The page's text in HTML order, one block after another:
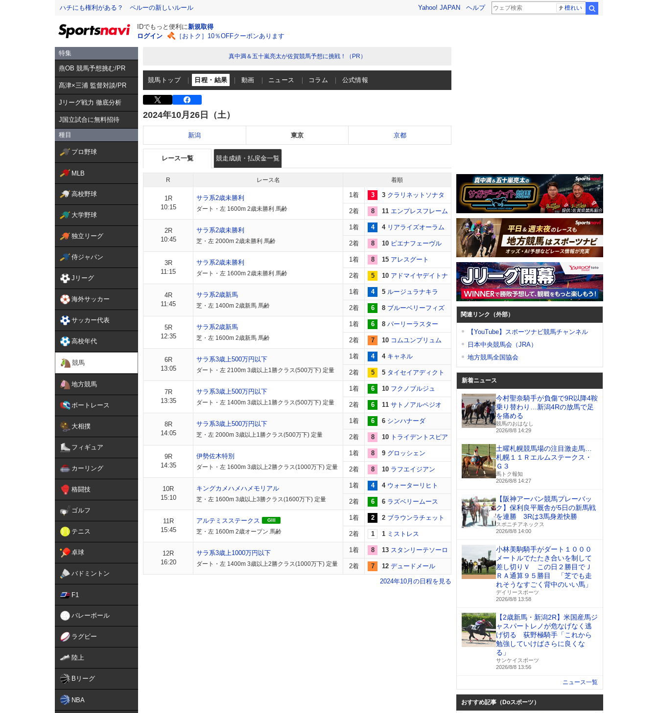
ハチにも権利がある？ ペルーの新しいルール Yahoo! JAPAN ヘルプ 檀れい
IDでもっと便利に新規取得
ログイン
［おトク］10％OFFクーポンあります
特集
燕OB 競馬予想挑む/PR
髙津×三浦 監督対談/PR
Jリーグ戦力 徹底分析
J国立試合に無料招待
種目
プロ野球
MLB
高校野球
大学野球
独立リーグ
侍ジャパン
Jリーグ
海外サッカー
サッカー代表
高校年代
競馬
地方競馬
ボートレース
大相撲
フィギュア
カーリング
格闘技
ゴルフ
テニス
卓球
バドミントン
F1
バレーボール
ラグビー
陸上
Bリーグ
NBA
真中満＆五十嵐亮太が佐賀競馬予想に挑戦！（PR）
競馬トップ 日程・結果 動画 ニュース コラム 公式情報
2024年10月26日（土）
新潟 東京 京都
レース一覧 競走成績・払戻金一覧
R レース名 着順
1R
10:15
サラ系2歳未勝利
ダート・左 1600m 2歳未勝利 馬齢
1着 3 3 クラリネットソナタ
2着 8 11 エンプレスフレーム
2R
10:45
サラ系2歳未勝利
芝・左 2000m 2歳未勝利 馬齢
1着 4 4 リアライズオーラム
2着 8 10 ピエナフェーヴル
3R
11:15
サラ系2歳未勝利
ダート・左 1600m 2歳未勝利 馬齢
1着 8 15 アレスグート
2着 5 10 アドマイヤデイトナ
4R
11:45
サラ系2歳新馬
芝・左 1400m 2歳新馬 馬齢
1着 4 5 ルージュラナキラ
2着 6 8 ブルーベリーフィズ
5R
12:35
サラ系2歳新馬
芝・左 1600m 2歳新馬 馬齢
1着 6 8 パーリーラスター
2着 7 10 コムユンプリュム
6R
13:05
サラ系3歳上500万円以下
ダート・左 2100m 3歳以上1勝クラス(500万下) 定量
1着 4 4 キャネル
2着 5 5 タイセイアディクト
7R
13:35
サラ系3歳上500万円以下
ダート・左 1400m 3歳以上1勝クラス(500万下) 定量
1着 6 10 フクノブルジュ
2着 6 11 サトノアルペジオ
8R
14:05
サラ系3歳上500万円以下
芝・左 2000m 3歳以上1勝クラス(500万下) 定量
1着 6 6 シンハナーダ
2着 8 10 トライデントスピア
9R
14:35
伊勢佐木特別
ダート・左 1600m 3歳以上2勝クラス(1000万下) 定量
1着 8 9 グロッシェン
2着 8 10 ラフエイジアン
10R
15:10
キングカメハメハメモリアル
芝・左 1600m 3歳以上3勝クラス(1600万下) 定量
1着 4 4 ウォーターリヒト
2着 6 6 ラズベリームース
11R
15:45
アルテミスステークス GIII
芝・左 1600m 2歳オープン 馬齢
1着 2 2 ブラウンラチェット
2着 1 1 ミストレス
12R
16:20
サラ系3歳上1000万円以下
ダート・左 1400m 3歳以上2勝クラス(1000万下) 定量
1着 8 13 スタンリーテソーロ
2着 7 12 デュードメール
2024年10月の日程を見る
関連リンク（外部）
【YouTube】スポーツナビ競馬チャンネル
日本中央競馬会（JRA）
地方競馬全国協会
新着ニュース
今村聖奈騎手が負傷で9R以降4鞍
乗り替わり…新潟4Rの放馬で足
を痛める
競馬のおはなし
2026/8/8 14:29
土曜札幌競馬場の注目激走馬…
札幌１１Ｒエルムステークス・
Ｇ３
馬トク報知
2026/8/8 14:27
【阪神アーバン競馬プレーバッ
ク】保利良平厩舎が5日の新馬戦
を連勝 3Rは3馬身差快勝
スポニチアネックス
2026/8/8 14:00
小林美駒騎手がダート１０００
メートルでたたき合いを制して
差し切りＶ この日２勝目でＪ
ＲＡ通算９５勝目 「芝でも走
れそうなすごく背中のいい馬」
デイリースポーツ
2026/8/8 13:58
【2歳新馬・新潟2R】米国産馬ジ
ャスパートレノが危なげなく逃
げ切る 荻野極騎手「これから
勉強していけばさらに良くな
る」
サンケイスポーツ
2026/8/8 13:56
ニュース一覧
おすすめ記事（Doスポーツ）